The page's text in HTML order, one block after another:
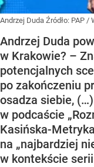
Andrzej Duda Źródło: PAP /
Andrzej Duda
w Krakowie? –
potencjalnych
po zakończeniu
osadza siebie,
w podcaście
Kasińska-
na „najbardziej
w kontekście